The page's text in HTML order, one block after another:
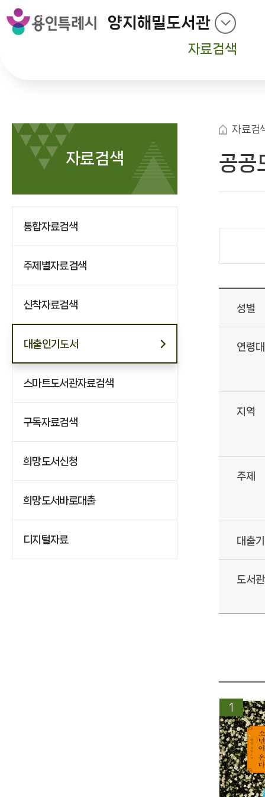
양지해밀도서관
자료검색
자료검색
통합자료검색
주제별자료검색
신착자료검색
대출인기도서
스마트도서관자료검색
구독자료검색
희망도서신청
희망도서바로대출
디지털자료
자료검
공공
성별
연령대
지역
주제
대출
도서관
1